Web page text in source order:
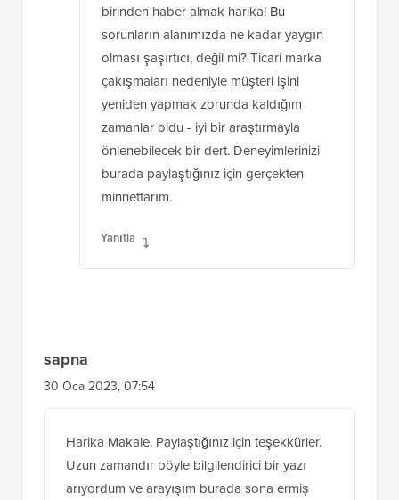
birinden haber almak harika! Bu
sorunların alanımızda ne kadar yaygın
olması şaşırtıcı, değil mi? Ticari marka
çakışmaları nedeniyle müşteri işini
yeniden yapmak zorunda kaldığım
zamanlar oldu - iyi bir araştırmayla
önlenebilecek bir dert. Deneyimlerinizi
burada paylaştığınız için gerçekten
minnettarım.
Yanıtla
sapna
30 Oca 2023, 07:54
Harika Makale. Paylaştığınız için teşekkürler.
Uzun zamandır böyle bilgilendirici bir yazı
arıyordum ve arayışım burada sona ermiş